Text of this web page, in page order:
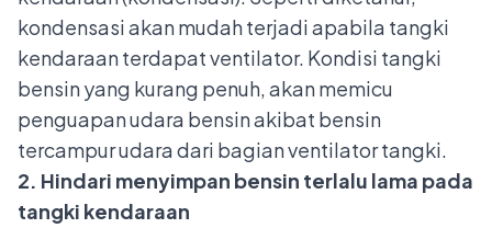
kondensasi akan mudah terjadi apabila tangki
kendaraan terdapat ventilator. Kondisi tangki
bensin yang kurang penuh, akan memicu
penguapan udara bensin akibat bensin
tercampur udara dari bagian ventilator tangki.
2. Hindari menyimpan bensin terlalu lama pada
tangki kendaraan